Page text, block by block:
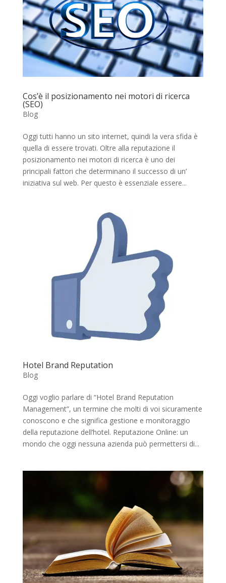
Cos’è il posizionamento nei motori di ricerca
(SEO)
Blog
Oggi tutti hanno un sito internet, quindi la vera sfida è
quella di essere trovati. Oltre alla reputazione il
posizionamento nei motori di ricerca è uno dei
principali fattori che determinano il successo di un’
iniziativa sul web. Per questo è essenziale essere...
Hotel Brand Reputation
Blog
Oggi voglio parlare di “Hotel Brand Reputation
Management”, un termine che molti di voi sicuramente
conoscono e che significa gestione e monitoraggio
della reputazione dell’hotel. Reputazione Online: un
mondo che oggi nessuna azienda può permettersi di...